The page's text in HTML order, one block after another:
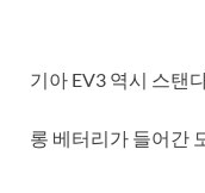
기아 EV3 역시 스탠
롱 베터리가 들어간